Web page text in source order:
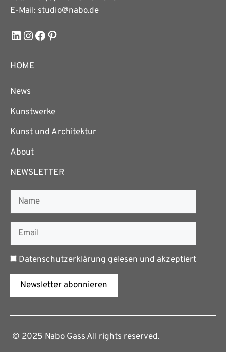
E-Mail: studio@nabo.de
LinkedIn
Instagram
Facebook
Pinterest
HOME
News
Kunstwerke
Kunst und Architektur
About
NEWSLETTER
Datenschutzerklärung gelesen und akzeptiert
Newsletter abonnieren
© 2025 Nabo Gass All rights reserved.